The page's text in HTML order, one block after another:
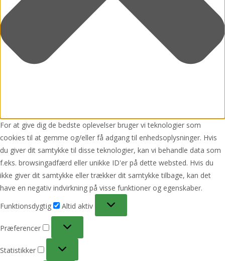
For at give dig de bedste oplevelser bruger vi teknologier som
cookies til at gemme og/eller få adgang til enhedsoplysninger. Hvis
du giver dit samtykke til disse teknologier, kan vi behandle data som
f.eks. browsingadfærd eller unikke ID'er på dette websted. Hvis du
ikke giver dit samtykke eller trækker dit samtykke tilbage, kan det
have en negativ indvirkning på visse funktioner og egenskaber.
Funktionsdygtig
Altid aktiv
Præferencer
Statistikker